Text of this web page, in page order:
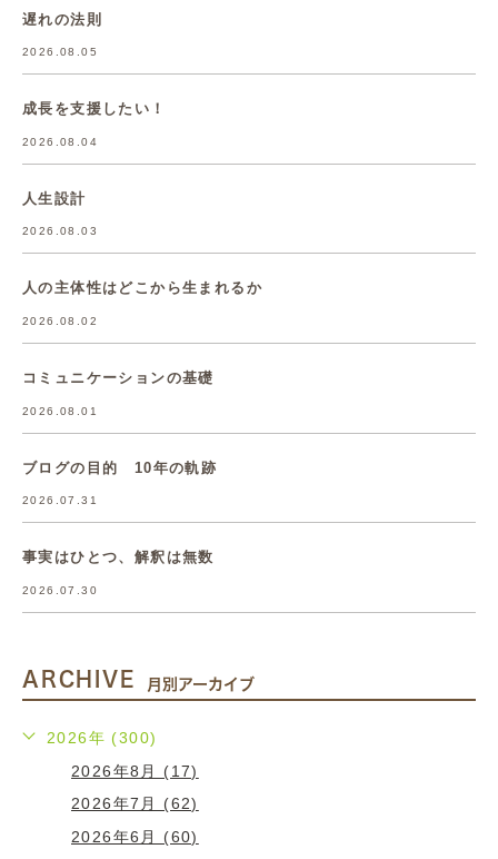
遅れの法則
2026.08.05
成長を支援したい！
2026.08.04
人生設計
2026.08.03
人の主体性はどこから生まれるか
2026.08.02
コミュニケーションの基礎
2026.08.01
ブログの目的 10年の軌跡
2026.07.31
事実はひとつ、解釈は無数
2026.07.30
ARCHIVE 月別アーカイブ
2026年 (300)
2026年8月 (17)
2026年7月 (62)
2026年6月 (60)